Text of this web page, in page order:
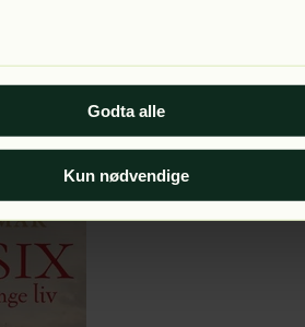
Godta alle
Kun nødvendige
Anders Ribu